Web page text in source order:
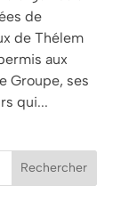
de
de Thélem
aux
Groupe, ses
qui...
Rechercher